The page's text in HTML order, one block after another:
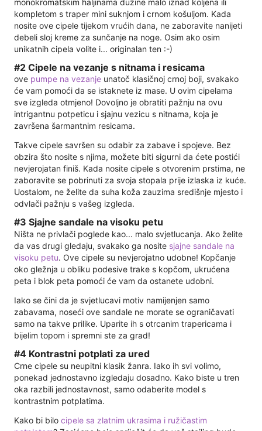
kompletom s traper mini suknjom i crnom košuljom. Kada
nosite ove cipele tijekom vrućih dana, ne zaboravite nanijeti
debeli sloj kreme za sunčanje na noge. Osim ako osim
unikatnih cipela volite i... originalan ten :-)
#2 Cipele na vezanje s nitnama i resicama
ove pumpe na vezanje unatoč klasičnoj crnoj boji, svakako
će vam pomoći da se istaknete iz mase. U ovim cipelama
sve izgleda otmjeno! Dovoljno je obratiti pažnju na ovu
intrigantnu potpeticu i sjajnu vezicu s nitnama, koja je
završena šarmantnim resicama.
Takve cipele savršen su odabir za zabave i spojeve. Bez
obzira što nosite s njima, možete biti sigurni da ćete postići
nevjerojatan finiš. Kada nosite cipele s otvorenim prstima, ne
zaboravite se pobrinuti za svoja stopala prije izlaska iz kuće.
Uostalom, ne želite da suha koža zauzima središnje mjesto i
odvlači pažnju s vašeg izgleda.
#3 Sjajne sandale na visoku petu
Ništa ne privlači poglede kao... malo svjetlucanja. Ako želite
da vas drugi gledaju, svakako ga nosite sjajne sandale na
visoku petu. Ove cipele su nevjerojatno udobne! Kopčanje
oko gležnja u obliku podesive trake s kopčom, ukrućena
peta i blok peta pomoći će vam da ostanete udobni.
Iako se čini da je svjetlucavi motiv namijenjen samo
zabavama, noseći ove sandale ne morate se ograničavati
samo na takve prilike. Uparite ih s otrcanim trapericama i
bijelim topom i spremni ste za grad!
#4 Kontrastni potplati za ured
Crne cipele su neupitni klasik žanra. Iako ih svi volimo,
ponekad jednostavno izgledaju dosadno. Kako biste u tren
oka razbili jednostavnost, samo odaberite model s
kontrastnim potplatima.
Kako bi bilo cipele sa zlatnim ukrasima i ružičastim